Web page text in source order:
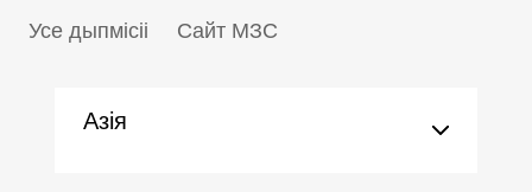
Усе дыпмісіі Сайт МЗС
Азія